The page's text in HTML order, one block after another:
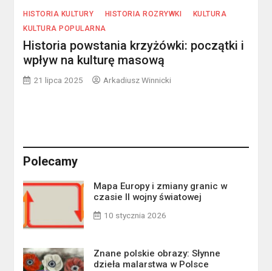
HISTORIA KULTURY HISTORIA ROZRYWKI
KULTURA
KULTURA POPULARNA
Historia powstania krzyżówki: początki i
wpływ na kulturę masową
21 lipca 2025 Arkadiusz Winnicki
Polecamy
Mapa Europy i zmiany granic w
czasie II wojny światowej
10 stycznia 2026
Znane polskie obrazy: Słynne
dzieła malarstwa w Polsce